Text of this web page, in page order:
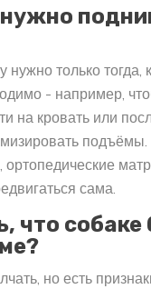
только тогда,
- например,
на кровать или
подъёмы.
сама.
что собаке
но есть